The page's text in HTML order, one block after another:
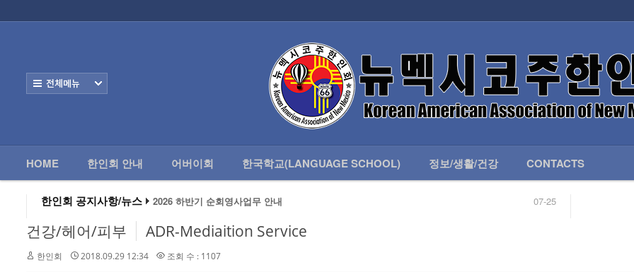
HOME 한인회 안내 어버이회 한국학교(LANGUAGE SCHOOL) 정보/생활/건강 CONTACTS
한인회 공지사항/뉴스 07-25
2026 하반기 순회영사업무 안내
왕과 사는 남자 앨버커키에서 영화 상영합니다.
알버커키 감리교회 부흥회 조영진 목사님
2026년 3월 10일 상반기 순회 영사업무 안내
2026 하반기 순회영사업무 안내
건강/헤어/피부 ADR-Mediaition Service
한인회 2018.09.29 12:34 조회 수 : 1107
한인회 안내
정보/생활/건강
Contacts